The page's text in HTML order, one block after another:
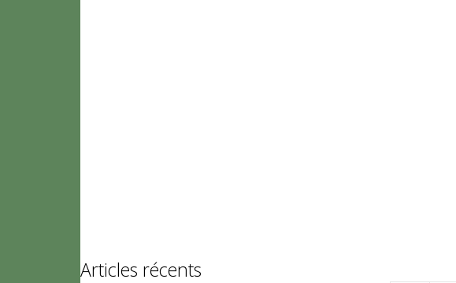
Articles récents